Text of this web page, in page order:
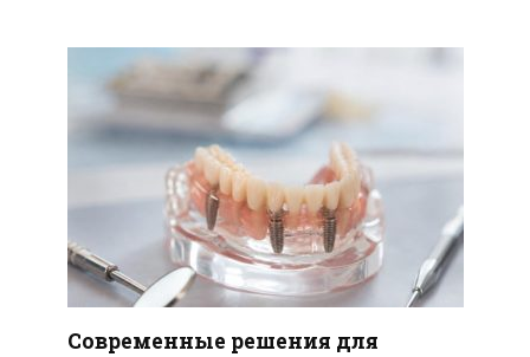
Современные решения для